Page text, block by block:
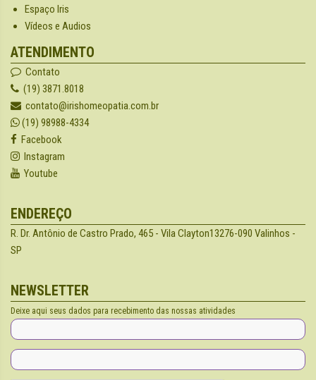
Espaço Iris
Vídeos e Audios
ATENDIMENTO
Contato
(19) 3871.8018
contato@irishomeopatia.com.br
(19) 98988-4334
Facebook
Instagram
Youtube
ENDEREÇO
R. Dr. Antônio de Castro Prado, 465 - Vila Clayton13276-090 Valinhos -
SP
NEWSLETTER
Deixe aqui seus dados para recebimento das nossas atividades